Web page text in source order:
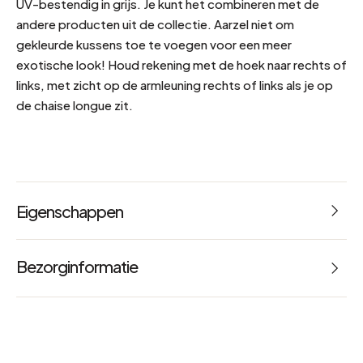
UV-bestendig in grijs. Je kunt het combineren met de
andere producten uit de collectie. Aarzel niet om
gekleurde kussens toe te voegen voor een meer
exotische look! Houd rekening met de hoek naar rechts of
links, met zicht op de armleuning rechts of links als je op
de chaise longue zit.
Eigenschappen
Afmetingen : L 220 x B 120 x H 70 cm
Bezorginformatie